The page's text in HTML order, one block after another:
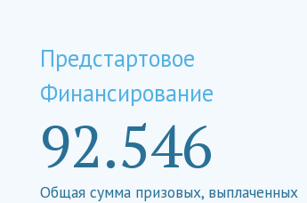
Предстартовое
Финансирование
92.546
Общая сумма призовых, выплаченных